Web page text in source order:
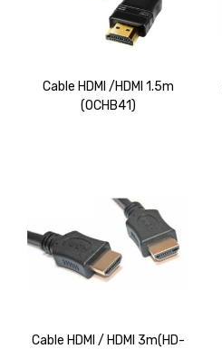
Cable HDMI /HDMI 1.5m
(OCHB41)
Cable HDMI / HDMI 3m(HD-